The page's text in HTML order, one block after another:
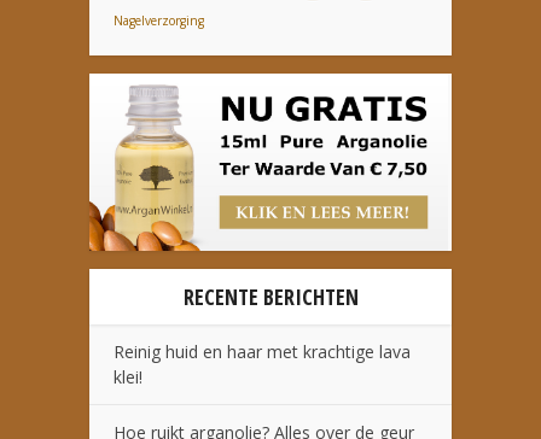
Nagelverzorging
RECENTE BERICHTEN
Reinig huid en haar met krachtige lava
klei!
Hoe ruikt arganolie? Alles over de geur